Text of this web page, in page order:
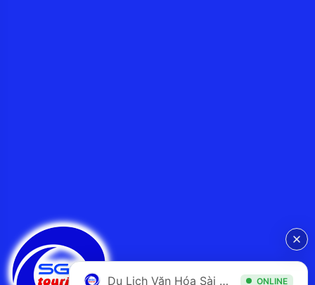
Du Lịch Văn Hóa Sài Gòn ONLINE